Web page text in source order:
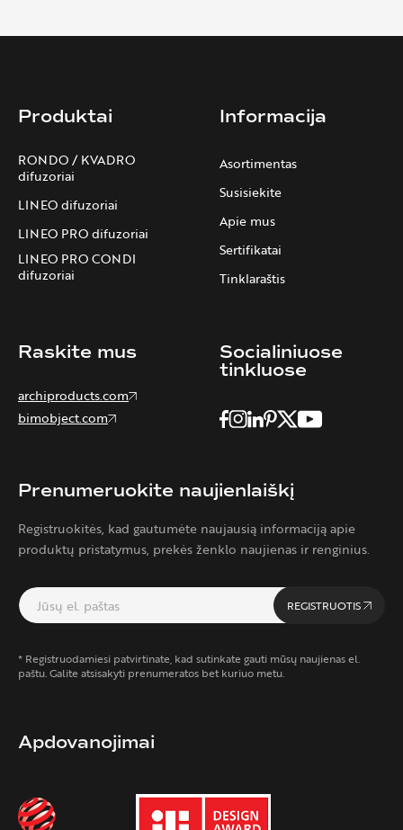
Produktai
RONDO / KVADRO
difuzoriai
LINEO difuzoriai
LINEO PRO difuzoriai
LINEO PRO CONDI
difuzoriai
Informacija
Asortimentas
Susisiekite
Apie mus
Sertifikatai
Tinklaraštis
Raskite mus
archiproducts.com
bimobject.com
Socialiniuose
tinkluose
Prenumeruokite naujienlaiškį
Registruokitės, kad gautumėte naujausią informaciją apie
produktų pristatymus, prekės ženklo naujienas ir renginius.
REGISTRUOTIS
* Registruodamiesi patvirtinate, kad sutinkate gauti mūsų naujienas el.
paštu. Galite atsisakyti prenumeratos bet kuriuo metu.
Apdovanojimai